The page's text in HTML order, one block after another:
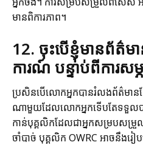
មានពិការភាព។
12. ចុះបើខ្ញុំមានព័ត៌ម
ការណ៍ បន្ទាប់ពីការស
ប្រសិនបើលោកអ្នកបានរំលងព័ត៌មាន
ណាមួយដែលលោកអ្នកទើបតែទទួល
កាន់បុគ្គលិកដែលជាអ្នកសម្របសម្
ចាំបាច់ បុគ្គលិក OWRC អាចនឹងរៀ